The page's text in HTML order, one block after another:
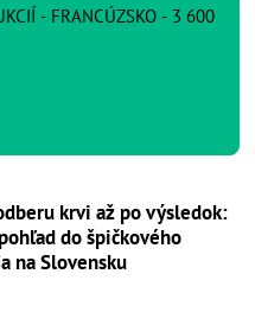
- FRANCÚZSKO - 3 600
krvi až po výsledok:
do špičkového
na Slovensku